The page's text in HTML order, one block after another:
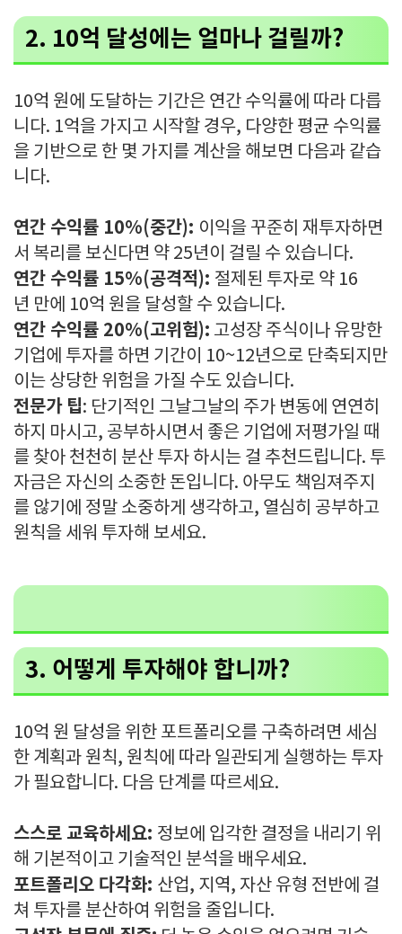
2. 10억 달성에는 얼마나 걸릴까?
10억 원에 도달하는 기간은 연간 수익률에 따라 다릅
니다. 1억을 가지고 시작할 경우, 다양한 평균 수익률
을 기반으로 한 몇 가지를 계산을 해보면 다음과 같습
니다.
연간 수익률 10%(중간): 이익을 꾸준히 재투자하면
서 복리를 보신다면 약 25년이 걸릴 수 있습니다.
연간 수익률 15%(공격적): 절제된 투자로 약 16
년 만에 10억 원을 달성할 수 있습니다.
연간 수익률 20%(고위험): 고성장 주식이나 유망한
기업에 투자를 하면 기간이 10~12년으로 단축되지만
이는 상당한 위험을 가질 수도 있습니다.
전문가 팁: 단기적인 그날그날의 주가 변동에 연연히
하지 마시고, 공부하시면서 좋은 기업에 저평가일 때
를 찾아 천천히 분산 투자 하시는 걸 추천드립니다. 투
자금은 자신의 소중한 돈입니다. 아무도 책임져주지
를 않기에 정말 소중하게 생각하고, 열심히 공부하고
원칙을 세워 투자해 보세요.
3. 어떻게 투자해야 합니까?
10억 원 달성을 위한 포트폴리오를 구축하려면 세심
한 계획과 원칙, 원칙에 따라 일관되게 실행하는 투자
가 필요합니다. 다음 단계를 따르세요.
스스로 교육하세요: 정보에 입각한 결정을 내리기 위
해 기본적이고 기술적인 분석을 배우세요.
포트폴리오 다각화: 산업, 지역, 자산 유형 전반에 걸
쳐 투자를 분산하여 위험을 줄입니다.